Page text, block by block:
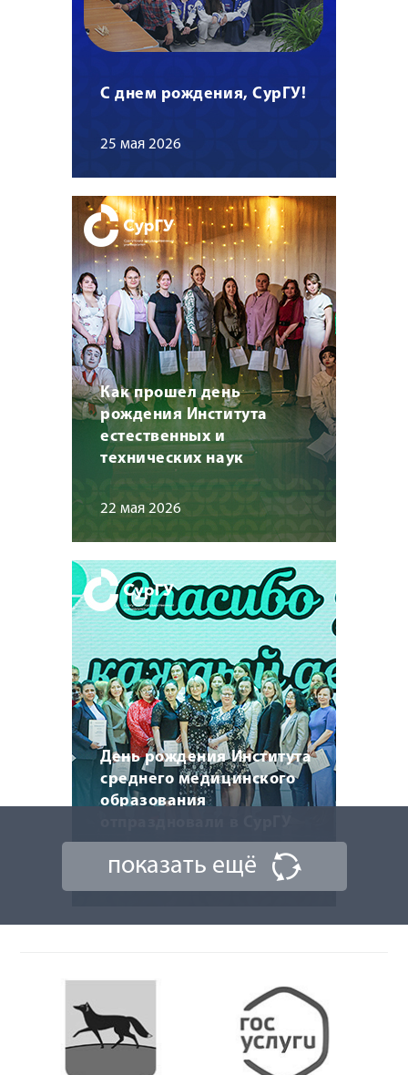
С днем рождения, СурГУ!
25 мая 2026
Как прошел день
рождения Института
естественных и
технических наук
22 мая 2026
День рождения Института
среднего медицинского
образования
22 мая 2026
показать ещё